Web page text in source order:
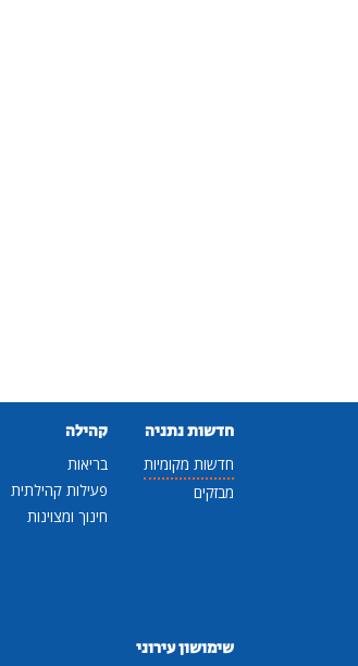
חדשות נתניה
חדשות מקומיות
מבזקים
קהילה
בריאות
פעילות קהילתית
חינוך ומצוינות
שימושון עירוני